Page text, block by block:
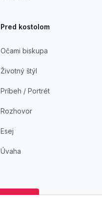
Pred kostolom
Očami biskupa
Životný štýl
Príbeh / Portrét
Rozhovor
Esej
Úvaha